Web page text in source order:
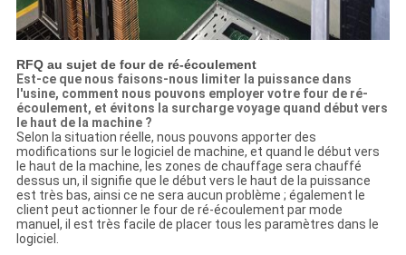
RFQ au sujet de four de ré-écoulement
Est-ce que nous faisons-nous limiter la puissance dans
l'usine, comment nous pouvons employer votre four de ré-
écoulement, et évitons la surcharge voyage quand début vers
le haut de la machine ?
Selon la situation réelle, nous pouvons apporter des
modifications sur le logiciel de machine, et quand le début vers
le haut de la machine, les zones de chauffage sera chauffé
dessus un, il signifie que le début vers le haut de la puissance
est très bas, ainsi ce ne sera aucun problème ; également le
client peut actionner le four de ré-écoulement par mode
manuel, il est très facile de placer tous les paramètres dans le
logiciel.